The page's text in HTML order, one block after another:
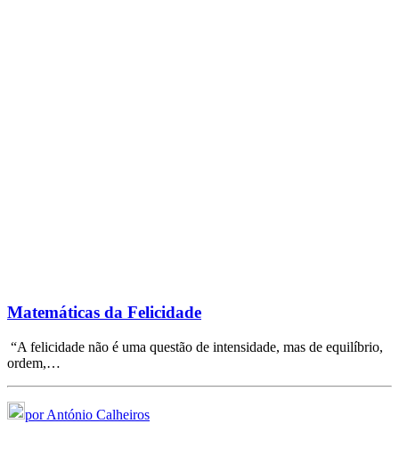
Matemáticas da Felicidade
“A felicidade não é uma questão de intensidade, mas de equilíbrio,
ordem,…
por António Calheiros